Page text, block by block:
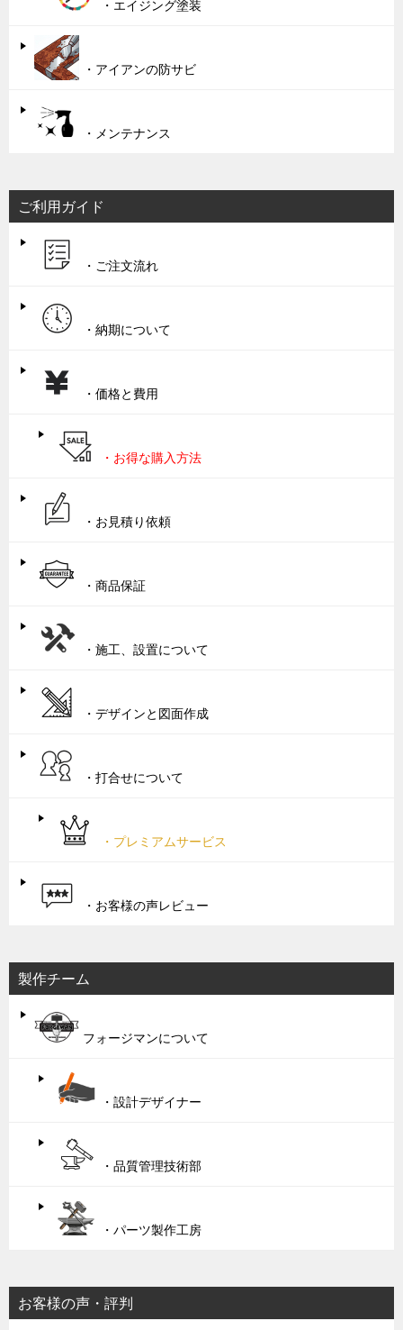
・エイジング塗装
・アイアンの防サビ
・メンテナンス
ご利用ガイド
・ご注文流れ
・納期について
・価格と費用
・お得な購入方法
・お見積り依頼
・商品保証
・施工、設置について
・デザインと図面作成
・打合せについて
・プレミアムサービス
・お客様の声レビュー
製作チーム
フォージマンについて
・設計デザイナー
・品質管理技術部
・パーツ製作工房
お客様の声・評判